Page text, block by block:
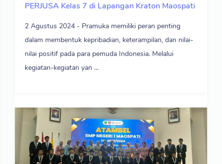
PERJUSA Kelas 7 di Lapangan Kraton Maospati
2 Agustus 2024 - Pramuka memiliki peran penting
dalam membentuk kepribadian, keterampilan, dan nilai-
nilai positif pada para pemuda Indonesia. Melalui
kegiatan-kegiatan yan ...